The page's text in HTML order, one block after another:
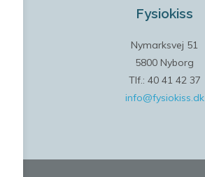
Fysiokiss
Nymarksvej 51
5800 Nyborg
Tlf.: 40 41 42 37
info@fysiokiss.dk